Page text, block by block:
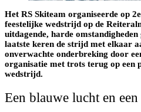
Het RS Skiteam organiseerde op
feestelijke wedstrijd op de
uitdagende, harde omstandigheden
laatste keren de strijd met elkaar
onverwachte onderbreking door
organisatie met trots terug op een
wedstrijd.
Een blauwe lucht en